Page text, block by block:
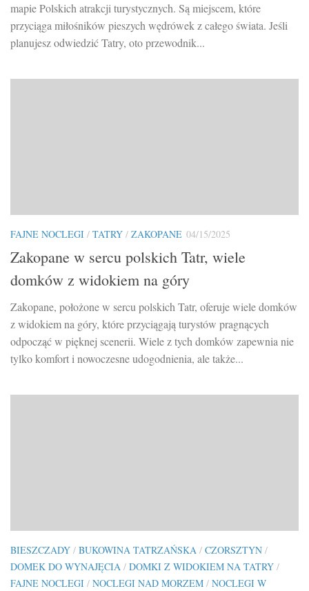
mapie Polskich atrakcji turystycznych. Są miejscem, które
przyciąga miłośników pieszych wędrówek z całego świata. Jeśli
planujesz odwiedzić Tatry, oto przewodnik...
FAJNE NOCLEGI / TATRY / ZAKOPANE 04/15/2025
Zakopane w sercu polskich Tatr, wiele
domków z widokiem na góry
Zakopane, położone w sercu polskich Tatr, oferuje wiele domków
z widokiem na góry, które przyciągają turystów pragnących
odpocząć w pięknej scenerii. Wiele z tych domków zapewnia nie
tylko komfort i nowoczesne udogodnienia, ale także...
BIESZCZADY / BUKOWINA TATRZAŃSKA / CZORSZTYN /
DOMEK DO WYNAJĘCIA / DOMKI Z WIDOKIEM NA TATRY /
FAJNE NOCLEGI / NOCLEGI NAD MORZEM / NOCLEGI W